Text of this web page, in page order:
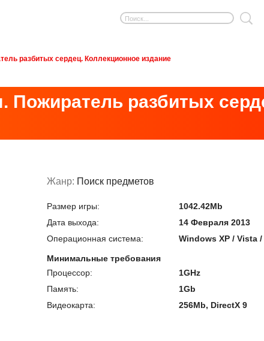
разбитых сердец. Коллекционное издание
Пожиратель разбитых
Жанр: Поиск предметов
Размер игры:
1042.42Mb
Дата выхода:
14 Февраля 2013
Операционная система:
Windows XP / Vista /
Минимальные требования
Процессор:
1GHz
Память:
1Gb
Видеокарта:
256Mb, DirectX 9